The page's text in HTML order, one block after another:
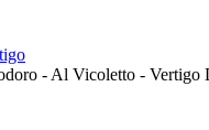
- Al Vicoletto - Vertigo